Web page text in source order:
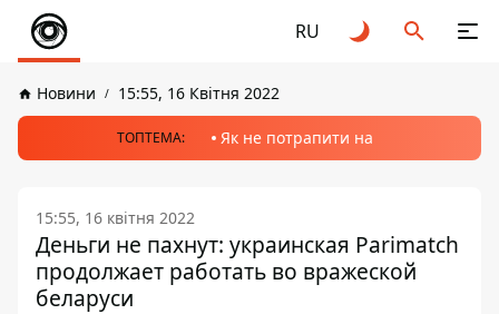
RU
Новини 15:55, 16 Квітня 2022
ТОПТЕМА: Як не потрапити на
15:55, 16 квітня 2022
Деньги не пахнут: украинская Parimatch
продолжает работать во вражеской
беларуси